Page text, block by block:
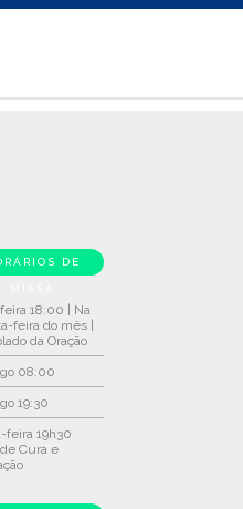
DE
18:00 | Na
feira do mês |
da Oração
08:00
19:30
feira 19h30
Cura e